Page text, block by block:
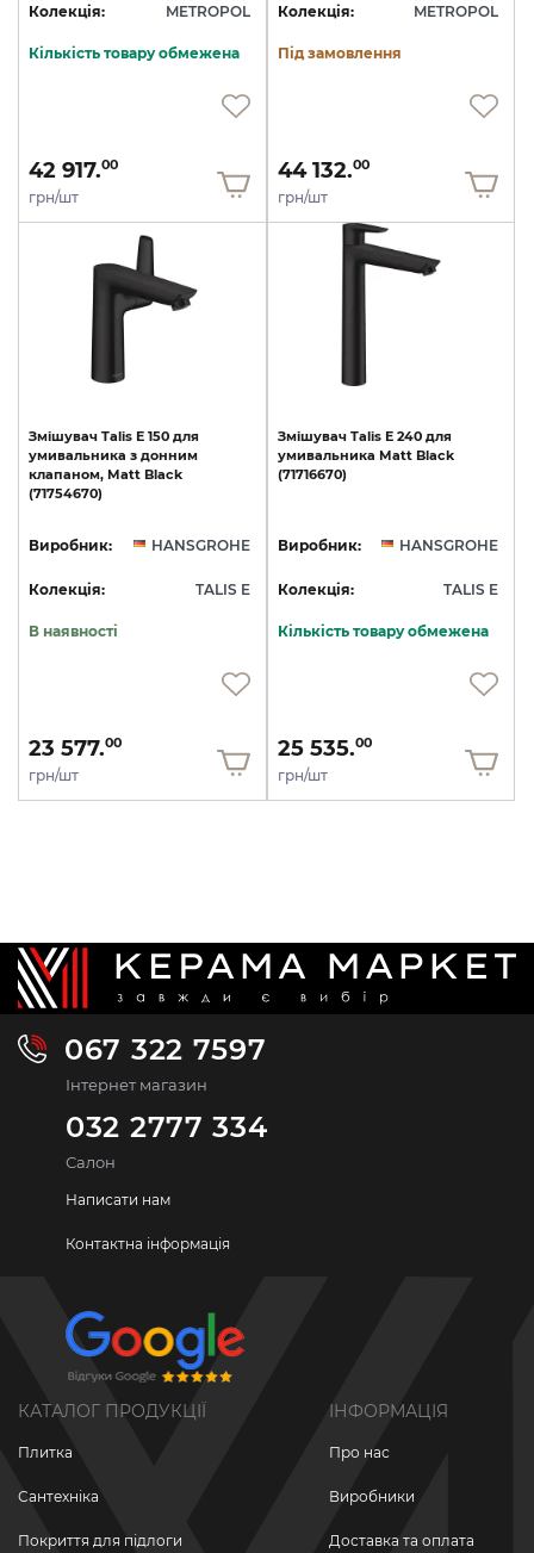
Колекція: METROPOL
Кількість товару обмежена
42 917.00
грн/шт
Колекція: METROPOL
Під замовлення
44 132.00
грн/шт
Змішувач Talis E 150 для
умивальника з донним
клапаном, Matt Black
(71754670)
Виробник: HANSGROHE
Колекція: TALIS E
В наявності
23 577.00
грн/шт
Змішувач Talis E 240 для
умивальника Matt Black
(71716670)
Виробник: HANSGROHE
Колекція: TALIS E
Кількість товару обмежена
25 535.00
грн/шт
067 322 7597
Інтернет магазин
032 2777 334
Салон
Написати нам
Контактна інформація
КАТАЛОГ ПРОДУКЦІЇ
Плитка
Сантехніка
Покриття для підлоги
ІНФОРМАЦІЯ
Про нас
Виробники
Доставка та оплата